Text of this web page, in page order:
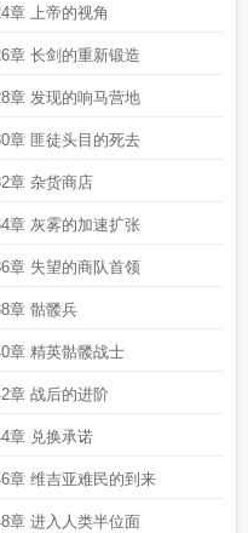
章 上帝的视角
章 长剑的重新锻造
章 发现的响马营地
章 匪徒头目的死去
章 杂货商店
章 灰雾的加速扩张
章 失望的商队首领
章 骷髅兵
章 精英骷髅战士
章 战后的进阶
章 兑换承诺
章 维吉亚难民的到来
章 进入人类半位面